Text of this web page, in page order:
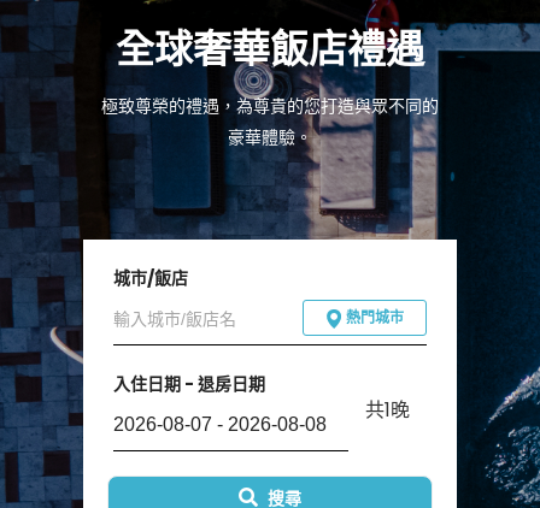
全球奢華飯店禮遇
極致尊榮的禮遇，為尊貴的您打造與眾不同的
豪華體驗。
城市/飯店
熱門城市
入住日期 - 退房日期
共1晚
搜尋